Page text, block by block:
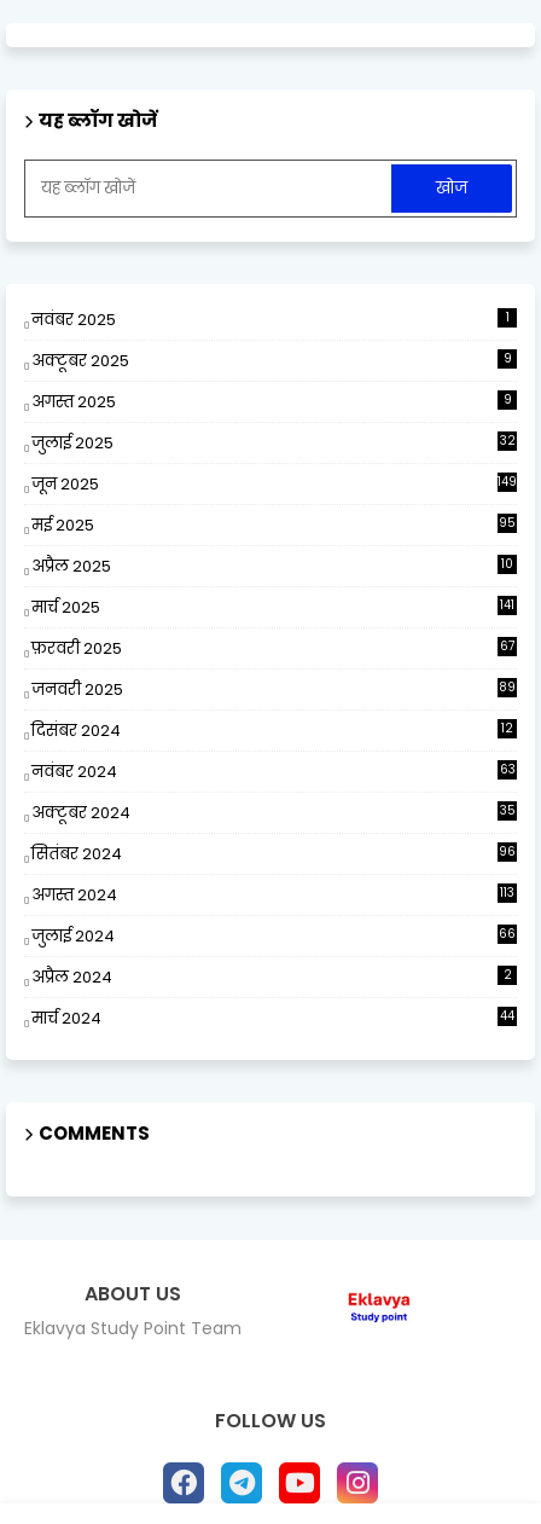
यह ब्लॉग खोजें
नवंबर 2025 1
अक्टूबर 2025 9
अगस्त 2025 9
जुलाई 2025 32
जून 2025 149
मई 2025 95
अप्रैल 2025
10
मार्च 2025 141
फ़रवरी 2025 67
जनवरी 2025 89
दिसंबर 2024
12
नवंबर 2024 63
अक्टूबर 2024 35
सितंबर 2024 96
अगस्त 2024 113
जुलाई 2024 66
अप्रैल 2024 2
मार्च 2024 44
COMMENTS
ABOUT US
Eklavya Study Point Team
FOLLOW US